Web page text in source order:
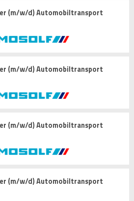
(m/w/d) Automobiltransport
(m/w/d) Automobiltransport
(m/w/d) Automobiltransport
(m/w/d) Automobiltransport